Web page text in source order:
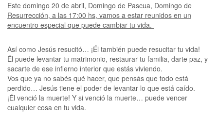
Este domingo 20 de abril, Domingo de Pascua, Domingo de
Resurrección, a las 17:00 hs, vamos a estar reunidos en un
encuentro especial que puede cambiar tu vida.
Así como Jesús resucitó… ¡Él también puede resucitar tu vida!
Él puede levantar tu matrimonio, restaurar tu familia, darte paz, y
sacarte de ese infierno interior que estás viviendo.
Vos que ya no sabés qué hacer, que pensás que todo está
perdido… Jesús tiene el poder de levantar lo que está caído.
¡Él venció la muerte! Y si venció la muerte… puede vencer
cualquier cosa en tu vida.